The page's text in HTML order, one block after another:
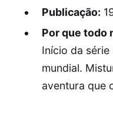
Publicação:
Por que todo
Início da
mundial.
aventura que